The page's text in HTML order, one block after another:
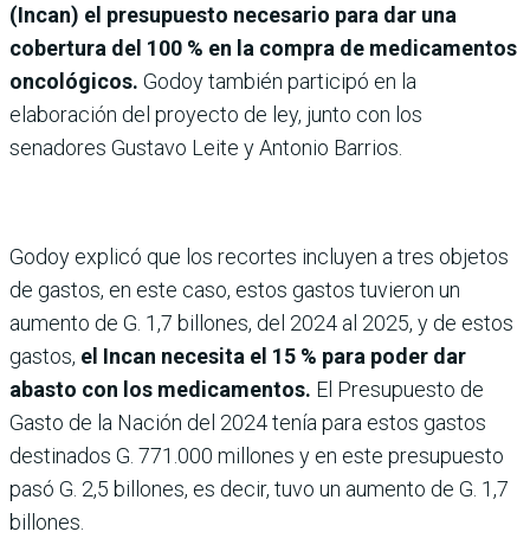
(Incan) el presupuesto necesario para dar una
cobertura del 100 % en la compra de medicamentos
oncológicos. Godoy también participó en la
elaboración del proyecto de ley, junto con los
senadores Gustavo Leite y Antonio Barrios.
Godoy explicó que los recortes incluyen a tres objetos
de gastos, en este caso, estos gastos tuvieron un
aumento de G. 1,7 billones, del 2024 al 2025, y de estos
gastos, el Incan necesita el 15 % para poder dar
abasto con los medicamentos. El Presupuesto de
Gasto de la Nación del 2024 tenía para estos gastos
destinados G. 771.000 millones y en este presupuesto
pasó G. 2,5 billones, es decir, tuvo un aumento de G. 1,7
billones.